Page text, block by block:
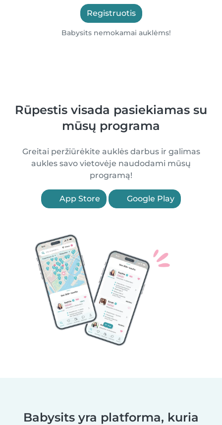
Registruotis
Babysits nemokamai auklėms!
Rūpestis visada pasiekiamas su
mūsų programa
Greitai peržiūrėkite auklės darbus ir galimas
aukles savo vietovėje naudodami mūsų
programą!
App Store Google Play
Babysits yra platforma, kuria